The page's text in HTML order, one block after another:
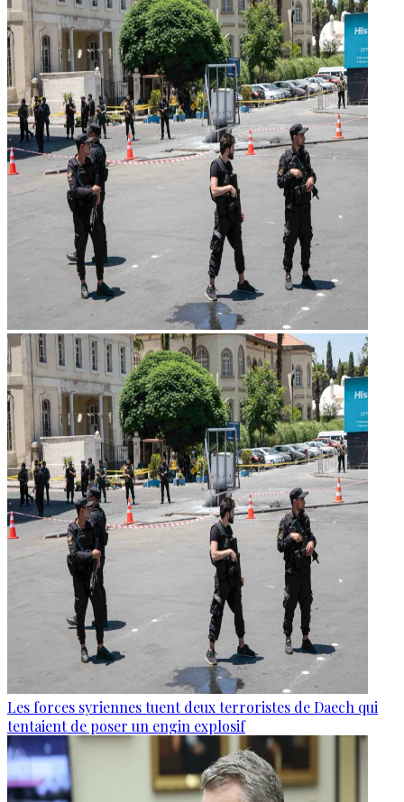
Les forces syriennes tuent deux terroristes de Daech qui
tentaient de poser un engin explosif